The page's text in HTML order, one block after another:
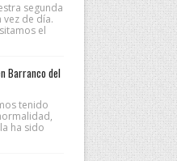
segunda
vez de día.
el
Barranco del
tenido
ha sido